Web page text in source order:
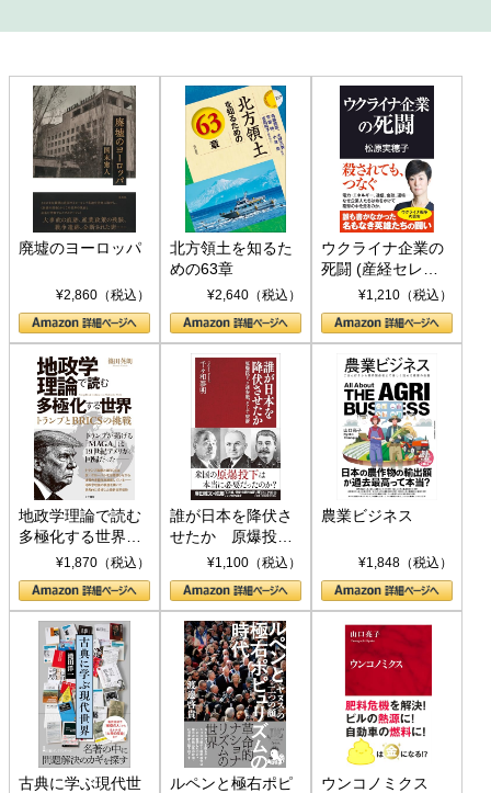
廃墟のヨーロッパ
¥2,860（税込）
北方領土を知るた
めの63章
¥2,640（税込）
ウクライナ企業の
死闘 (産経セレク
ト S 039)¥1,210（税込）
地政学理論で読む
多極化する世界：
トランプとBRICS
の挑戦
¥1,870（税込）
誰が日本を降伏さ
せたか 原爆投
下、ソ連参戦、そ
して聖断 (PHP新
書)
¥1,100（税込）
農業ビジネス
¥1,848（税込）
古典に学ぶ現代世
ルペンと極右ポピ
ウンコノミクス